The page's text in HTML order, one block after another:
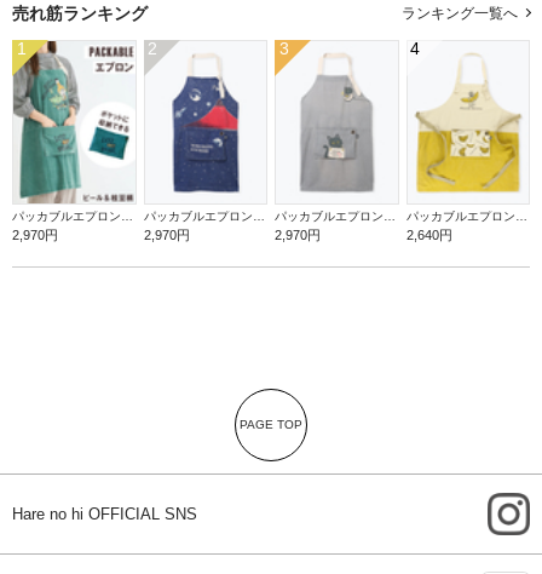
売れ筋ランキング ランキング一覧へ
1
パッカブルエプロン【ビール＆枝豆】
2,970円
2
パッカブルエプロン【赤富士】
2,970円
3
パッカブルエプロン【罪深ネコ】
2,970円
4
パッカブルエプロン【バナナ】
2,640円
PAGE TOP
Hare no hi OFFICIAL SNS